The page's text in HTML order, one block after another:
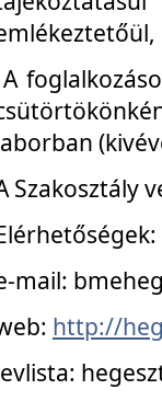
A
Szakosztály
mail:
http://